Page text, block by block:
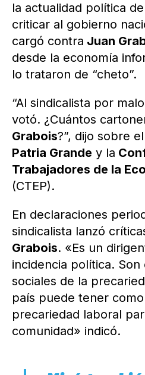
la actualidad política
criticar al gobierno
cargó contra Juan
desde la economía
lo trataron de “cheto”.
“Al sindicalista por
votó. ¿Cuántos
Grabois?”, dijo sobre
Patria Grande y la
Trabajadores de la
(CTEP).
En declaraciones
sindicalista lanzó
Grabois. «Es un
incidencia política.
sociales de la
país puede tener
precariedad laboral
comunidad» indicó.